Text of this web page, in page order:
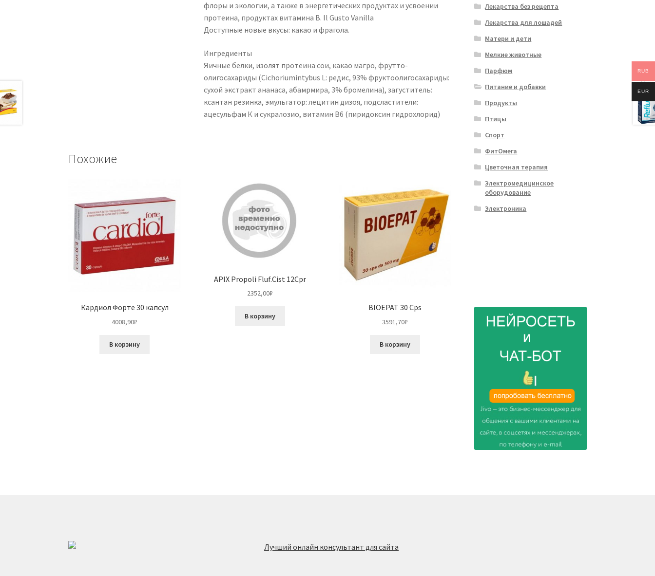
флоры и экологии, а также в энергетических продуктах и ​​усвоении
протеина, продуктах витамина B. Il Gusto Vanilla
Доступные новые вкусы: какао и фрагола.
Ингредиенты
Яичные белки, изолят протеина сои, какао магро, фрутто-
олигосахариды (Cichoriumintybus L: редис, 93% фруктоолигосахариды:
сухой экстракт ананаса, абамрмира, 3% бромелина), загуститель:
ксантан резинка, эмульгатор: лецитин дизоя, подсластители:
ацесульфам К и сукралозио, витамин B6 (пиридоксин гидрохлорид)
Похожие
Кардиол Форте 30 капсул
4008,90₽
В корзину
APIX Propoli Fluf.Cist 12Cpr
2352,00₽
В корзину
BIOEPAT 30 Cps
3591,70₽
В корзину
Лекарства без рецепта
Лекарства для лошадей
Матери и дети
Мелкие животные
Парфюм
Питание и добавки
Продукты
Птицы
Спорт
ФитОмега
Цветочная терапия
Электромедицинское
оборудование
Электроника
RUB
EUR